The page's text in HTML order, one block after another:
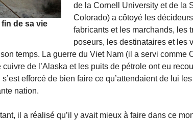
fin de sa vie
de la Cornell University et de la
Colorado) a côtoyé les
fabricants et les marchands, les
poseurs, les destinataires et les
temps. La guerre du Viet Nam (il a servi comme
cuivre de l’Alaska et les puits de pétrole ont eu
efforcé de bien faire ce qu’attendaient de lui
nation.
il a réalisé qu’il y avait mieux à faire dans ce